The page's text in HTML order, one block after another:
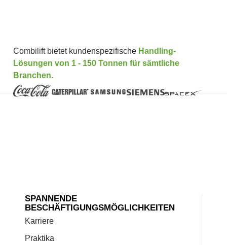
Combilift bietet kundenspezifische Handling-
Lösungen von 1 - 150 Tonnen für sämtliche
Branchen.
SPANNENDE
BESCHÄFTIGUNGSMÖGLICHKEITEN
Karriere
Praktika